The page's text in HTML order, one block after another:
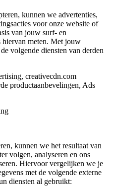
kunnen we advertenties,
voor onze website of
van jouw surf- en
hiervan meten. Met jouw
volgende diensten van derden
creativecdn.com
productaanbevelingen, Ads
kunnen we het resultaat van
volgen, analyseren en ons
Hiervoor vergelijken we je
met de volgende externe
diensten al gebruikt: